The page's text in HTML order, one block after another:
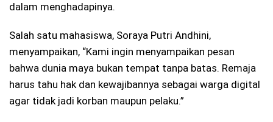
dalam menghadapinya.
Salah satu mahasiswa, Soraya Putri Andhini,
menyampaikan, “Kami ingin menyampaikan pesan
bahwa dunia maya bukan tempat tanpa batas. Remaja
harus tahu hak dan kewajibannya sebagai warga digital
agar tidak jadi korban maupun pelaku.”